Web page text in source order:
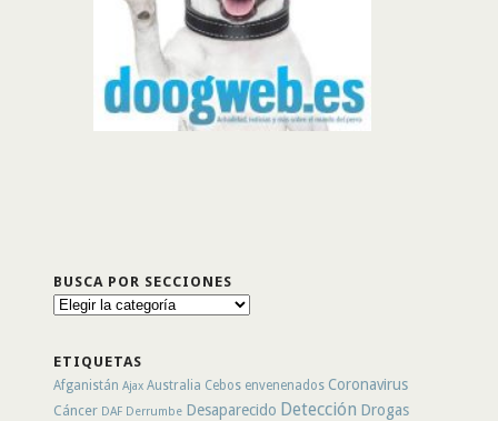
BUSCA POR SECCIONES
Busca
ETIQUETAS
Afganistán Ajax Australia Cebos envenenados Coronavirus
Cáncer DAF Derrumbe Desaparecido Detección Drogas